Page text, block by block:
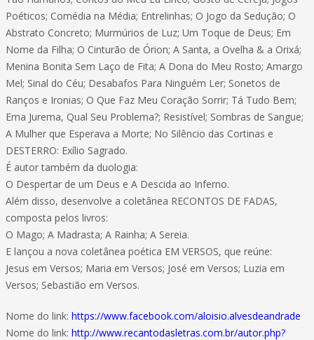
Poéticos; Comédia na Média; Entrelinhas; O Jogo da Sedução; O
Abstrato Concreto; Murmúrios de Luz; Um Toque de Deus; Em
Nome da Filha; O Cinturão de Órion; A Santa, a Ovelha & a Orixá;
Menina Bonita Sem Laço de Fita; A Dona do Meu Rosto; Amargo
Mel; Sinal do Céu; Desabafos Para Ninguém Ler; Sonetos de
Ranços e Ironias; O Que Faz Meu Coração Sorrir; Tá Tudo Bem;
Ema Jurema, Qual Seu Problema?; Resistível; Sombras de Sangue;
A Mulher que Esperava a Morte; No Silêncio das Cortinas e
DESTERRO: Exílio Sagrado.
É autor também da duologia:
O Despertar de um Deus e A Descida ao Inferno.
Além disso, desenvolve a coletânea RECONTOS DE FADAS,
composta pelos livros:
O Mago; A Madrasta; A Rainha; A Sereia.
E lançou a nova coletânea poética EM VERSOS, que reúne:
Jesus em Versos; Maria em Versos; José em Versos; Luzia em
Versos; Sebastião em Versos.
Nome do link: https://www.facebook.com/aloisio.alvesdeandrade
Nome do link: http://www.recantodasletras.com.br/autor.php?